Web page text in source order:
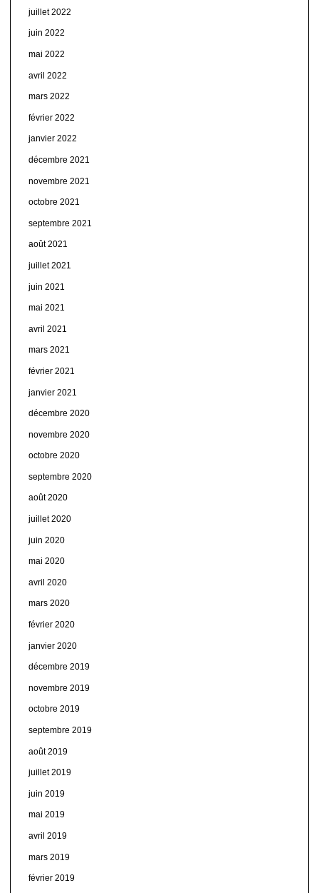
juillet 2022
juin 2022
mai 2022
avril 2022
mars 2022
février 2022
janvier 2022
décembre 2021
novembre 2021
octobre 2021
septembre 2021
août 2021
juillet 2021
juin 2021
mai 2021
avril 2021
mars 2021
février 2021
janvier 2021
décembre 2020
novembre 2020
octobre 2020
septembre 2020
août 2020
juillet 2020
juin 2020
mai 2020
avril 2020
mars 2020
février 2020
janvier 2020
décembre 2019
novembre 2019
octobre 2019
septembre 2019
août 2019
juillet 2019
juin 2019
mai 2019
avril 2019
mars 2019
février 2019